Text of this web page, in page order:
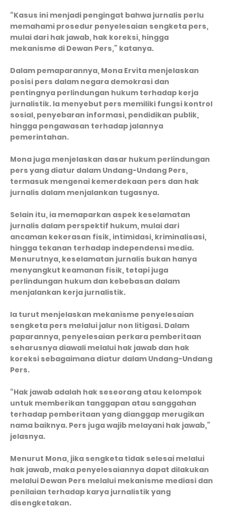
“Kasus ini menjadi pengingat bahwa jurnalis perlu
memahami prosedur penyelesaian sengketa pers,
mulai dari hak jawab, hak koreksi, hingga
mekanisme di Dewan Pers,” katanya.
Dalam pemaparannya, Mona Ervita menjelaskan
posisi pers dalam negara demokrasi dan
pentingnya perlindungan hukum terhadap kerja
jurnalistik. Ia menyebut pers memiliki fungsi kontrol
sosial, penyebaran informasi, pendidikan publik,
hingga pengawasan terhadap jalannya
pemerintahan.
Mona juga menjelaskan dasar hukum perlindungan
pers yang diatur dalam Undang-Undang Pers,
termasuk mengenai kemerdekaan pers dan hak
jurnalis dalam menjalankan tugasnya.
Selain itu, ia memaparkan aspek keselamatan
jurnalis dalam perspektif hukum, mulai dari
ancaman kekerasan fisik, intimidasi, kriminalisasi,
hingga tekanan terhadap independensi media.
Menurutnya, keselamatan jurnalis bukan hanya
menyangkut keamanan fisik, tetapi juga
perlindungan hukum dan kebebasan dalam
menjalankan kerja jurnalistik.
Ia turut menjelaskan mekanisme penyelesaian
sengketa pers melalui jalur non litigasi. Dalam
paparannya, penyelesaian perkara pemberitaan
seharusnya diawali melalui hak jawab dan hak
koreksi sebagaimana diatur dalam Undang-Undang
Pers.
“Hak jawab adalah hak seseorang atau kelompok
untuk memberikan tanggapan atau sanggahan
terhadap pemberitaan yang dianggap merugikan
nama baiknya. Pers juga wajib melayani hak jawab,”
jelasnya.
Menurut Mona, jika sengketa tidak selesai melalui
hak jawab, maka penyelesaiannya dapat dilakukan
melalui Dewan Pers melalui mekanisme mediasi dan
penilaian terhadap karya jurnalistik yang
disengketakan.